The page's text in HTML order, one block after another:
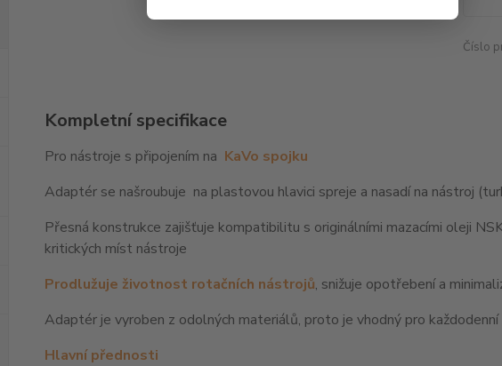
Číslo
Kompletní specifikace
Pro nástroje s připojením na KaVo spojku
Adaptér se našroubuje na plastovou hlavici spreje a nasadí na nástroj
Přesná konstrukce zajišťuje kompatibilitu s originálními mazacími oleji
kritických míst nástroje
Prodlužuje životnost rotačních nástrojů, snižuje opotřebení a
Adaptér je vyroben z odolných materiálů, proto je vhodný pro
Hlavní přednosti